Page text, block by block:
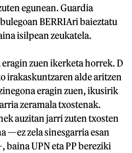
egunean. Guardia
BERRIAri baieztatu
isilpean zeukatela.
zuen ikerketa horrek. D
irakaskuntzaren alde aritzen
eragin zuen, ikusirik
zeramala txostenak.
auzitan jarri zuten txosten
—ez zela sinesgarria esan
baina UPN eta PP bereziki